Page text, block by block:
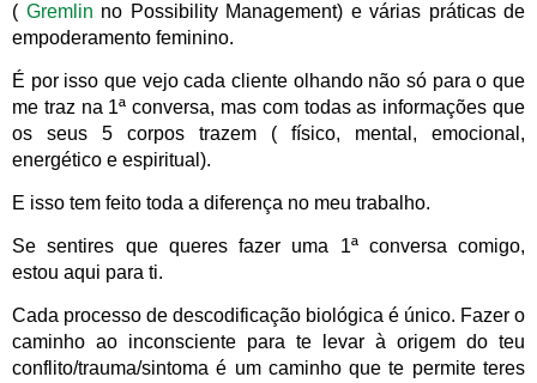
( Gremlin no Possibility Management) e várias práticas de
empoderamento feminino.
É por isso que vejo cada cliente olhando não só para o que
me traz na 1ª conversa, mas com todas as informações que
os seus 5 corpos trazem ( físico, mental, emocional,
energético e espiritual).
E isso tem feito toda a diferença no meu trabalho.
Se sentires que queres fazer uma 1ª conversa comigo,
estou aqui para ti.
Cada processo de descodificação biológica é único. Fazer o
caminho ao inconsciente para te levar à origem do teu
conflito/trauma/sintoma é um caminho que te permite teres